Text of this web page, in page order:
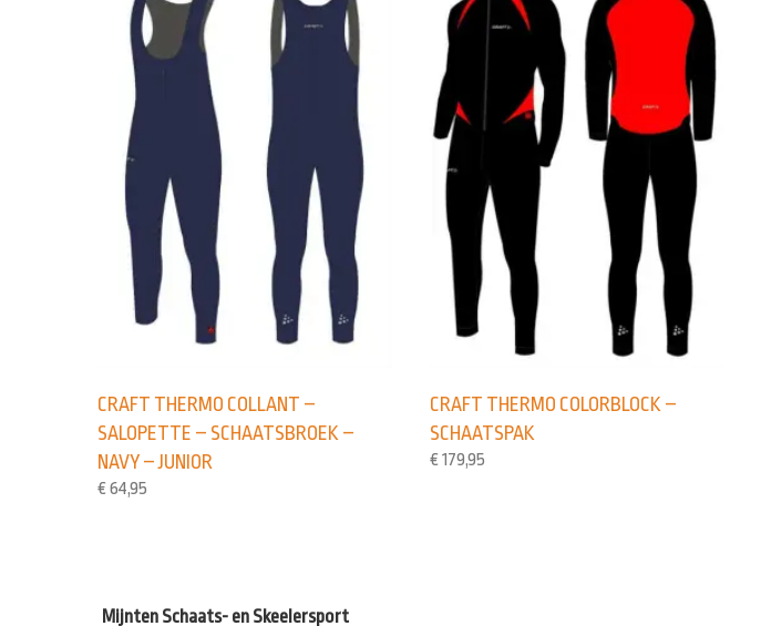
CRAFT THERMO COLLANT –
SALOPETTE – SCHAATSBROEK –
NAVY – JUNIOR
€ 64,95
CRAFT THERMO COLORBLOCK –
SCHAATSPAK
€ 179,95
Mijnten Schaats- en Skeelersport